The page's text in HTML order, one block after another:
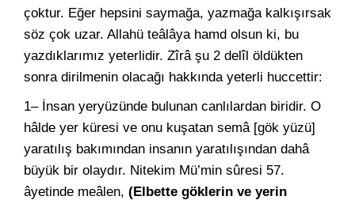
çoktur. Eğer hepsini saymağa, yazmağa kalkışırsak
söz çok uzar. Allahü teâlâya hamd olsun ki, bu
yazdıklarımız yeterlidir. Zîrâ şu 2 delîl öldükten
sonra dirilmenin olacağı hakkında yeterli huccettir:
1– İnsan yeryüzünde bulunan canlılardan biridir. O
hâlde yer küresi ve onu kuşatan semâ [gök yüzü]
yaratılış bakımından insanın yaratılışından dahâ
büyük bir olaydır. Nitekim Mü’min sûresi 57.
âyetinde meâlen, (Elbette göklerin ve yerin